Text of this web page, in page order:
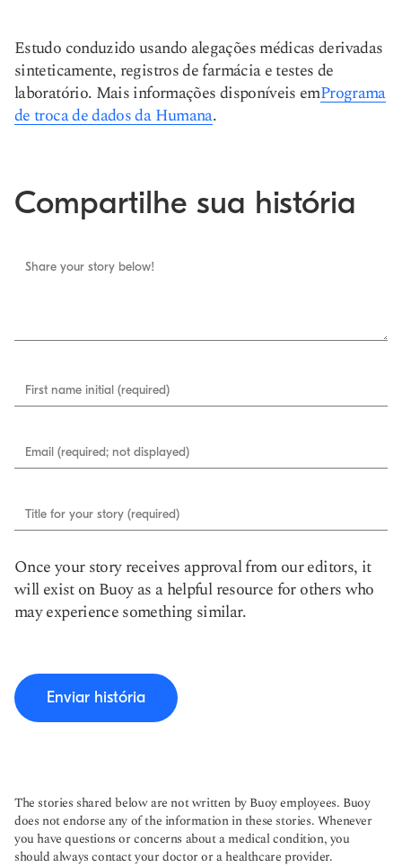
Estudo conduzido usando alegações médicas derivadas
sinteticamente, registros de farmácia e testes de
laboratório. Mais informações disponíveis emPrograma
de troca de dados da Humana.
Compartilhe sua história
Share your story below!
First name initial (required)
Email (required; not displayed)
Title for your story (required)
Once your story receives approval from our editors, it
will exist on Buoy as a helpful resource for others who
may experience something similar.
Enviar história
The stories shared below are not written by Buoy employees. Buoy
does not endorse any of the information in these stories. Whenever
you have questions or concerns about a medical condition, you
should always contact your doctor or a healthcare provider.